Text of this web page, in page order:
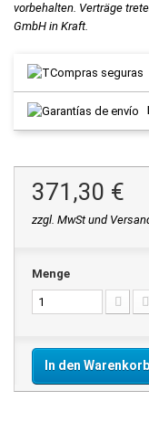
vorbehalten. Verträge
GmbH in Kraft.
371,30 €
zzgl. MwSt und
Menge
In den Warenkorb